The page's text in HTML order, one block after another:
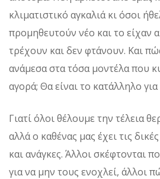
κλιματιστικό αγκαλιά κι όσοι
προμηθευτούν νέο και το είχαν
τρέχουν και δεν φτάνουν. Και
ανάμεσα στα τόσα μοντέλα που
αγορά; Θα είναι το κατάλληλο για
Γιατί όλοι θέλουμε την τέλεια
αλλά ο καθένας μας έχει τις
και ανάγκες. Άλλοι σκέφτονται
για να μην τους ενοχλεί, άλλοι